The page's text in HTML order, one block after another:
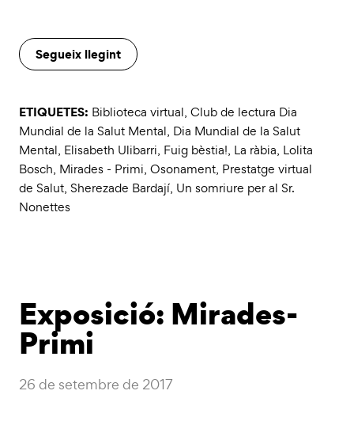
Segueix llegint
ETIQUETES: Biblioteca virtual, Club de lectura Dia
Mundial de la Salut Mental, Dia Mundial de la Salut
Mental, Elisabeth Ulibarri, Fuig bèstia!, La ràbia, Lolita
Bosch, Mirades - Primi, Osonament, Prestatge virtual
de Salut, Sherezade Bardají, Un somriure per al Sr.
Nonettes
Exposició: Mirades-
Primi
26 de setembre de 2017